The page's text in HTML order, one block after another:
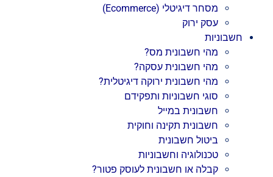
מסחר דיגיטלי (Ecommerce)
עסק ירוק
חשבוניות
מהי חשבונית מס?
מהי חשבונית עסקה?
מהי חשבונית ירוקה דיגיטלית?
סוגי חשבוניות ותפקידם
חשבונית במייל
חשבונית תקינה וחוקית
ביטול חשבונית
טכנולוגיה וחשבוניות
קבלה או חשבונית לעוסק פטור?